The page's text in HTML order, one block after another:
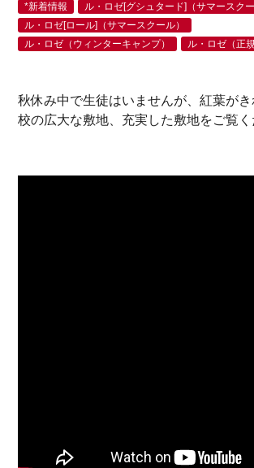
*新着情報
ル・ロゼ[グシュタード]（サマースクー
ル・ロゼ[ロール]（サマースクール）
ル・ロゼ（ウィンターキャンプ）
ル・ロゼ（正
秋休み中で生徒はいませんが、紅葉がき
校の広大な敷地、充実した敷地をご覧く